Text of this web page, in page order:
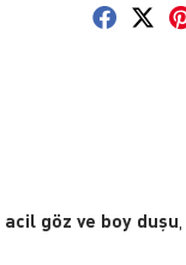
acil göz ve boy duşu